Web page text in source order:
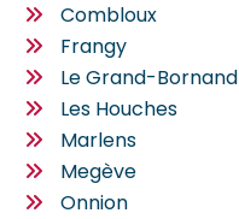
Combloux
Frangy
Le Grand-Bornand
Les Houches
Marlens
Megève
Onnion